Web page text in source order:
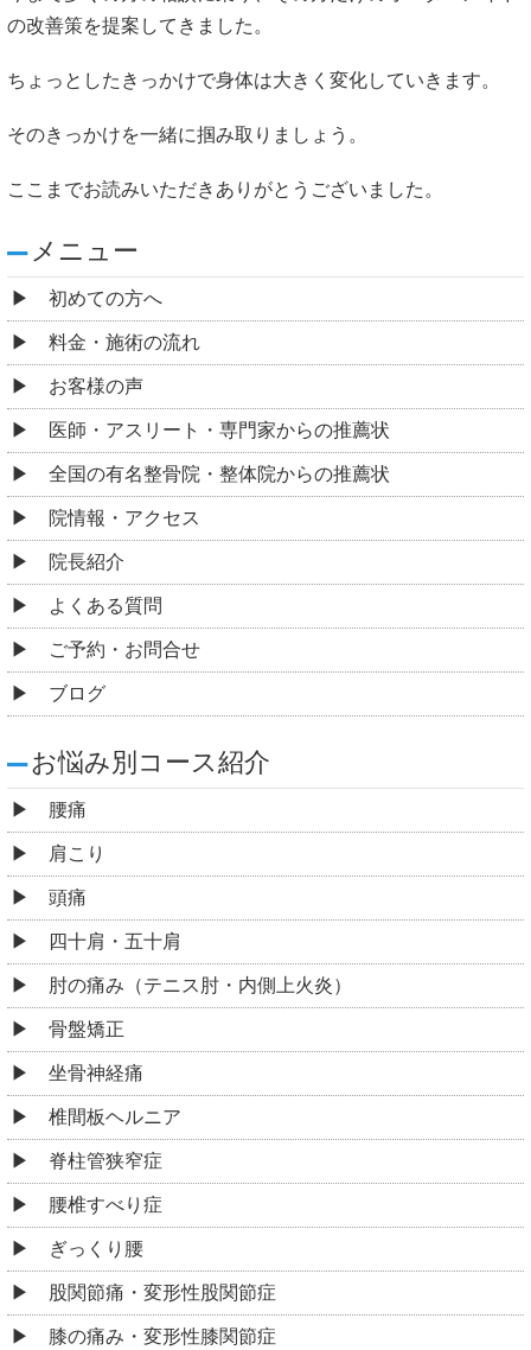
の改善策を提案してきました。
ちょっとしたきっかけで身体は大きく変化していきます。
そのきっかけを一緒に掴み取りましょう。
ここまでお読みいただきありがとうございました。
メニュー
初めての方へ
料金・施術の流れ
お客様の声
医師・アスリート・専門家からの推薦状
全国の有名整骨院・整体院からの推薦状
院情報・アクセス
院長紹介
よくある質問
ご予約・お問合せ
ブログ
お悩み別コース紹介
腰痛
肩こり
頭痛
四十肩・五十肩
肘の痛み（テニス肘・内側上火炎）
骨盤矯正
坐骨神経痛
椎間板ヘルニア
脊柱管狭窄症
腰椎すべり症
ぎっくり腰
股関節痛・変形性股関節症
膝の痛み・変形性膝関節症